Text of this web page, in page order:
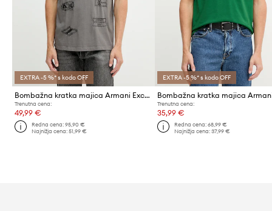
EXTRA -5 %* s kodo OFF
Bombažna kratka majica Armani Exchange
Trenutna cena:
49,99 €
Redna cena:95,90 €
Najnižja cena:51,99 €
EXTRA -5 %* s kodo OFF
Trenutna cena:
35,99 €
Redna cena: 68,99 €
Najnižja cena: 37,99 €